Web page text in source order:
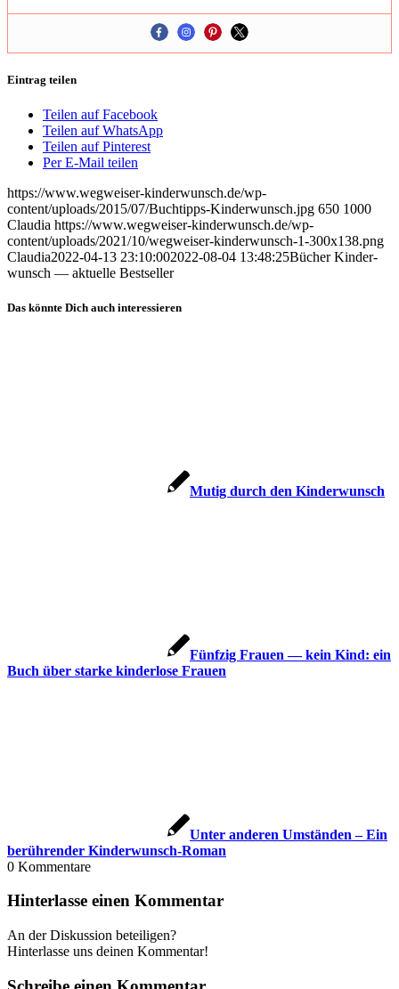
Eintrag teilen
Teilen auf Facebook
Teilen auf WhatsApp
Teilen auf Pinterest
Per E-Mail teilen
https://www.wegweiser-kinderwunsch.de/wp-
content/uploads/2015/07/Buchtipps-Kinderwunsch.jpg 650 1000
Claudia https://www.wegweiser-kinderwunsch.de/wp-
content/uploads/2021/10/wegweiser-kinderwunsch-1-300x138.png
Claudia2022-04-13 23:10:002022-08-04 13:48:25Bücher Kin­der­
wunsch — aktu­el­le Best­sel­ler
Das könnte Dich auch interessieren
Mutig durch den Kin­der­wunsch
Fünf­zig Frau­en — kein Kind: ein
Buch über star­ke kin­der­lo­se Frau­en
Unter ande­ren Umstän­den – Ein
berüh­ren­der Kin­der­wunsch-Roman
0 Kommentare
Hinterlasse einen Kommentar
An der Diskussion beteiligen?
Hinterlasse uns deinen Kommentar!